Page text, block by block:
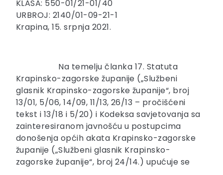
KLASA: 550-01/21-01/40
URBROJ: 2140/01-09-21-1
Krapina, 15. srpnja 2021.
Na temelju članka 17. Statuta
Krapinsko-zagorske županije („Službeni
glasnik Krapinsko-zagorske županije“, broj
13/01, 5/06, 14/09, 11/13, 26/13 – pročišćeni
tekst i 13/18 i 5/20) i Kodeksa savjetovanja sa
zainteresiranom javnošću u postupcima
donošenja općih akata Krapinsko-zagorske
županije („Službeni glasnik Krapinsko-
zagorske županije“, broj 24/14.) upućuje se